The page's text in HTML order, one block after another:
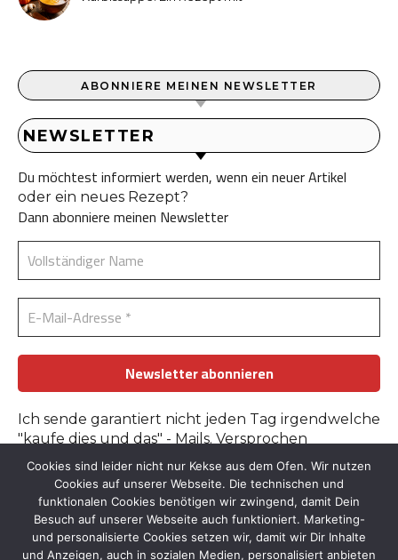
ABONNIERE MEINEN NEWSLETTER
NEWSLETTER
Du möchtest informiert werden, wenn ein neuer Artikel
oder ein neues Rezept?
Dann abonniere meinen Newsletter
Ich sende garantiert nicht jeden Tag irgendwelche
"kaufe dies und das" - Mails. Versprochen
Erfahre mehr in der Datenschutzerklärung.
Cookies sind leider nicht nur Kekse aus dem Ofen. Wir nutzen
Cookies auf unserer Webseite. Die technischen und
funktionalen Cookies benötigen wir zwingend, damit Dein
Besuch auf unserer Webseite auch funktioniert. Marketing-
und personalisierte Cookies setzen wir, damit wir Dir Inhalte
und Anzeigen, auch in sozialen Medien, personalisiert anbieten